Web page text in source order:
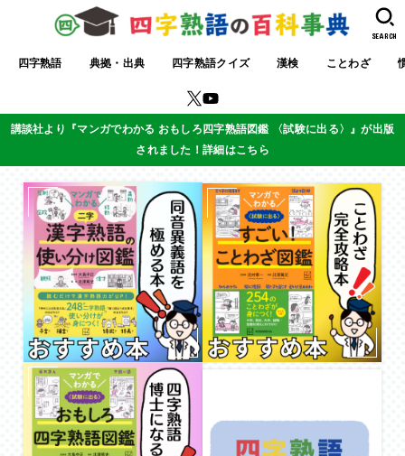
四字熟語 典拠・出典 四字熟語クイズ 漢検 ことわざ
SEARCH
講談社より『マンガでわかる おもしろ四字熟語図鑑 〈試験に出る〉』が出版
されました！詳細はこちら